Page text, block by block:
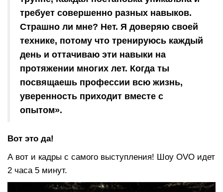
требует совершенно разных навыков.
Страшно ли мне? Нет. Я доверяю своей
технике, потому что тренируюсь каждый
день и оттачиваю эти навыки на
протяжении многих лет. Когда ты
посвящаешь профессии всю жизнь,
уверенность приходит вместе с
опытом».
Вот это да!
А вот и кадры с самого выступления! Шоу OVO идет
2 часа 5 минут.